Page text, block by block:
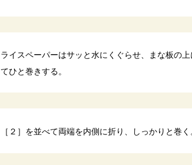
ライスペーパーはサッと水にくぐらせ、まな板の
てひと巻きする。
［２］を並べて両端を内側に折り、しっかりと巻く